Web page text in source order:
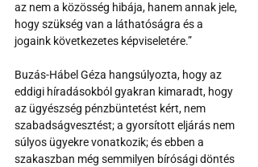
az nem a közösség hibája, hanem annak jele,
hogy szükség van a láthatóságra és a
jogaink következetes képviseletére.”
Buzás-Hábel Géza hangsúlyozta, hogy az
eddigi híradásokból gyakran kimaradt, hogy
az ügyészség pénzbüntetést kért, nem
szabadságvesztést; a gyorsított eljárás nem
súlyos ügyekre vonatkozik; és ebben a
szakaszban még semmilyen bírósági döntés